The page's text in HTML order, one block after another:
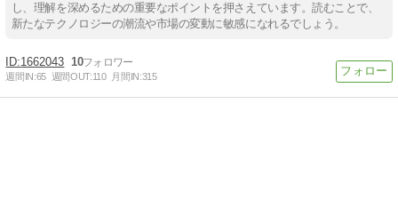
し、理解を深めるための重要なポイントを押さえています。読むことで、
新たなテクノロジーの潮流や市場の変動に敏感になれるでしょう。
1662043 10
週間IN:65 週間OUT:110 月間IN:315